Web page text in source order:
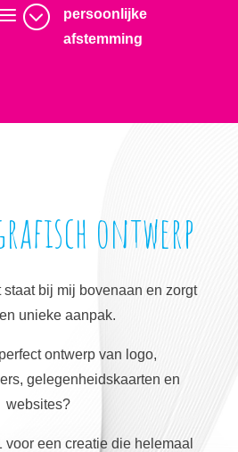
persoonlijke
afstemming
ontwerp
staat bij mij bovenaan en zorgt
unieke aanpak.
ontwerp van logo,
gelegenheidskaarten en
websites?
voor een creatie die helemaal